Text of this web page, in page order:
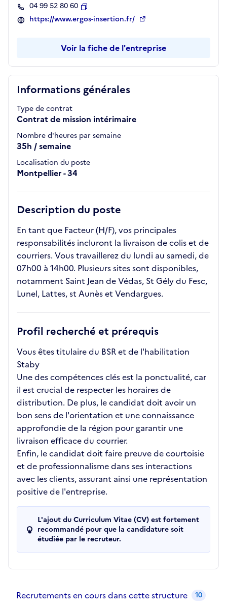
Informations générales
Type de contrat
Contrat de mission intérimaire
Nombre d'heures par semaine
35h / semaine
Localisation du poste
Montpellier - 34
Description du poste
En tant que Facteur (H/F), vos principales
responsabilités incluront la livraison de colis et de
courriers. Vous travaillerez du lundi au samedi, de
07h00 à 14h00. Plusieurs sites sont disponibles,
notamment Saint Jean de Védas, St Gély du Fesc,
Lunel, Lattes, st Aunès et Vendargues.
Profil recherché et prérequis
Vous êtes titulaire du BSR et de l'habilitation
Staby
Une des compétences clés est la ponctualité, car
il est crucial de respecter les horaires de
distribution. De plus, le candidat doit avoir un
bon sens de l'orientation et une connaissance
approfondie de la région pour garantir une
livraison efficace du courrier.
Enfin, le candidat doit faire preuve de courtoisie
et de professionnalisme dans ses interactions
avec les clients, assurant ainsi une représentation
positive de l'entreprise.
L'ajout du Curriculum Vitae (CV) est fortement
recommandé pour que la candidature soit
étudiée par le recruteur.
04 99 52 80 60
Copier
https://www.ergos-insertion.fr/
Voir la fiche de l'entreprise
Recrutements en cours dans cette structure 10